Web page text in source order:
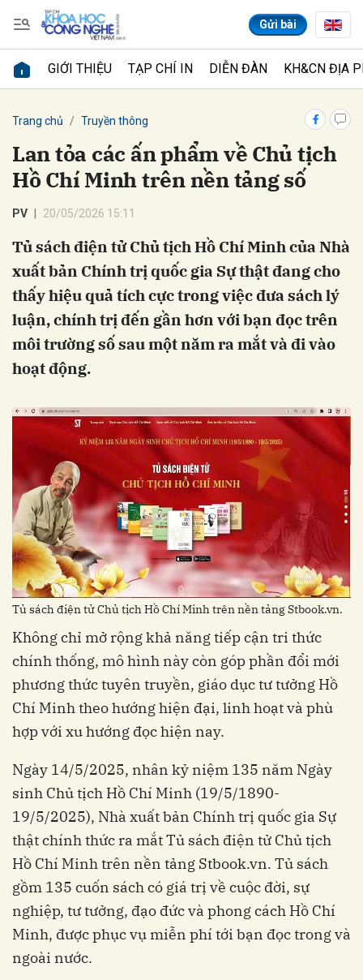
Gửi bài
GIỚI THIỆU TẠP CHÍ IN DIỄN ĐÀN KH&CN ĐỊA
Trang chủ Truyền thông
Lan tỏa các ấn phẩm về Chủ tịch
Hồ Chí Minh trên nền tảng số
PV 20/05/2026 15:11
Tủ sách điện tử Chủ tịch Hồ Chí Minh của Nhà
xuất bản Chính trị quốc gia Sự thật đang cho
thấy hiệu quả tích cực trong việc đưa sách lý
luận, chính trị đến gần hơn với bạn đọc trên
môi trường số sau một năm ra mắt và đi vào
hoạt động.
Tủ sách điện tử Chủ tịch Hồ Chí Minh trên nền tảng Stbook.vn.
Không chỉ mở rộng khả năng tiếp cận tri thức
chính thống, mô hình này còn góp phần đổi mới
phương thức tuyên truyền, giáo dục tư tưởng Hồ
Chí Minh theo hướng hiện đại, linh hoạt và phù
hợp với xu hướng đọc hiện nay.
Ngày 14/5/2025, nhân kỷ niệm 135 năm Ngày
sinh Chủ tịch Hồ Chí Minh (19/5/1890-
19/5/2025), Nhà xuất bản Chính trị quốc gia Sự
thật chính thức ra mắt Tủ sách điện tử Chủ tịch
Hồ Chí Minh trên nền tảng Stbook.vn. Tủ sách
gồm 135 cuốn sách có giá trị về cuộc đời, sự
nghiệp, tư tưởng, đạo đức và phong cách Hồ Chí
Minh, được phục vụ miễn phí tới bạn đọc trong và
ngoài nước.
Gửi bình luận
Hủy Gửi